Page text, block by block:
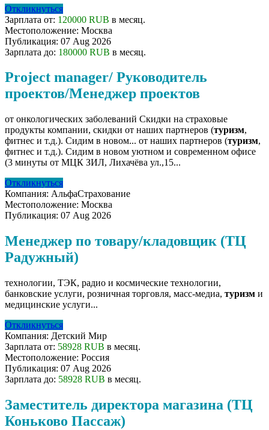
Откликнуться
Зарплата от: 120000 RUB в месяц.
Местоположение: Москва
Публикация: 07 Aug 2026
Зарплата до: 180000 RUB в месяц.
Project manager/ Руководитель
проектов/Менеджер проектов
от онкологических заболеваний Скидки на страховые
продукты компании, скидки от наших партнеров (туризм,
фитнес и т.д.). Сидим в новом... от наших партнеров (туризм,
фитнес и т.д.). Сидим в новом уютном и современном офисе
(3 минуты от МЦК ЗИЛ, Лихачёва ул.,15...
Откликнуться
Компания: АльфаСтрахование
Местоположение: Москва
Публикация: 07 Aug 2026
Менеджер по товару/кладовщик (ТЦ
Радужный)
технологии, ТЭК, радио и космические технологии,
банковские услуги, розничная торговля, масс-медиа, туризм и
медицинские услуги...
Откликнуться
Компания: Детский Мир
Зарплата от: 58928 RUB в месяц.
Местоположение: Россия
Публикация: 07 Aug 2026
Зарплата до: 58928 RUB в месяц.
Заместитель директора магазина (ТЦ
Коньково Пассаж)